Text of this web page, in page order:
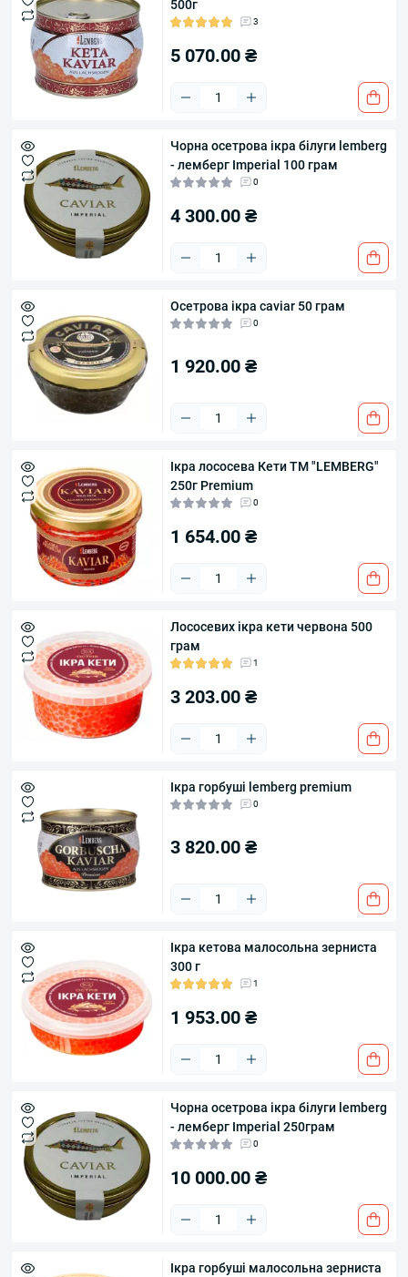
500г
3
5 070.00 ₴
Чорна осетрова ікра білуги lemberg
- лемберг Imperial 100 грам
0
4 300.00 ₴
Осетрова ікра caviar 50 грам
0
1 920.00 ₴
Ікра лососева Кети ТМ "LEMBERG"
250г Premium
0
1 654.00 ₴
Лососевих ікра кети червона 500
грам
1
3 203.00 ₴
Ікра горбуші lemberg premium
0
3 820.00 ₴
Ікра кетова малосольна зерниста
300 г
1
1 953.00 ₴
Чорна осетрова ікра білуги lemberg
- лемберг Imperial 250грам
0
10 000.00 ₴
Ікра горбуші малосольна зерниста